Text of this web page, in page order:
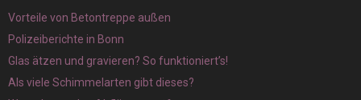
Vorteile von Betontreppe außen
Polizeiberichte in Bonn
Glas ätzen und gravieren? So funktioniert’s!
Als viele Schimmelarten gibt dieses?